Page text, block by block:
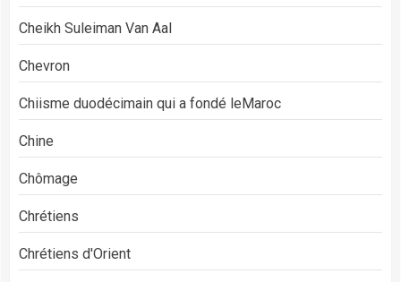
Cheikh Suleiman Van Aal
Chevron
Chiisme duodécimain qui a fondé leMaroc
Chine
Chômage
Chrétiens
Chrétiens d'Orient